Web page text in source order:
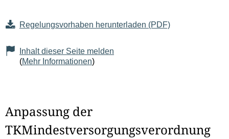
Regelungsvorhaben herunterladen (PDF)
Inhalt dieser Seite melden
(Mehr Informationen)
Anpassung der
TKMindestversorgungsverordnung